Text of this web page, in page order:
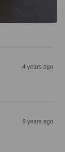
4 years ago
5 years ago